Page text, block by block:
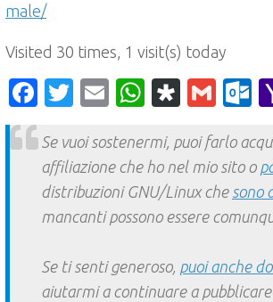
male/
Visited 30 times, 1 visit(s) today
Facebook
Twitter
Email
Se vuoi sostenermi, puoi farlo
affiliazione che ho nel mio sito o
distribuzioni GNU/Linux che sono
mancanti possono essere
Se ti senti generoso, puoi anche
aiutarmi a continuare a